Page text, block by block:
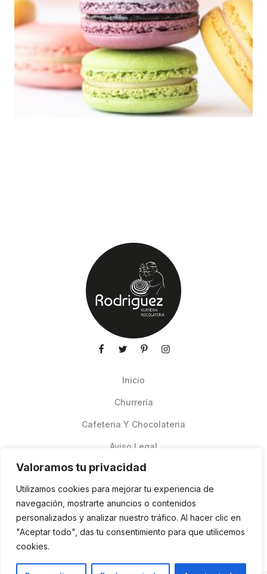
Valoramos tu privacidad
Utilizamos cookies para mejorar tu experiencia de
navegación, mostrarte anuncios o contenidos
personalizados y analizar nuestro tráfico. Al hacer clic en
"Aceptar todo", das tu consentimiento para que utilicemos
cookies.
Inicio
Churrería
Cafeteria Y Chocolateria
Aviso Legal
Pedidos Online Glovo
Contacto